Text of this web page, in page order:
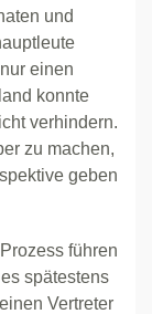
und
einen
konnte
verhindern.
zu machen,
geben
führen
spätestens
Vertreter